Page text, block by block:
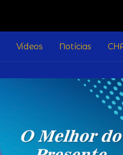
Vídeos Notícias